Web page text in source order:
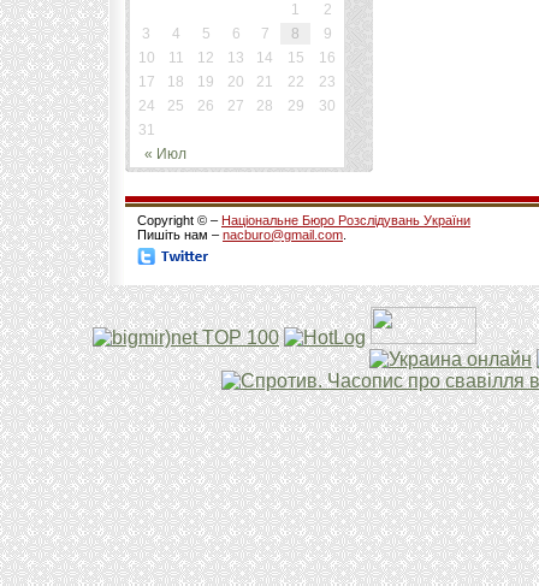
« Июл
1
2
3
4 5 6 7 8
9
10
11 12 13 14 15
16
17
18 19 20 21 22
23
24
25 26 27 28 29
30
31
Copyright © – Національне Бюро Розслідувань України
Пишіть нам – nacburo@gmail.com